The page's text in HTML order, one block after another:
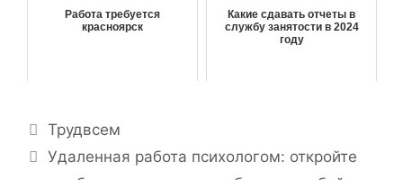
Работа требуется
красноярск
Какие сдавать отчеты в
службу занятости в 2024
году
Р
у
Трудвсем
Н
а
Удаленная работа психологом: откройте